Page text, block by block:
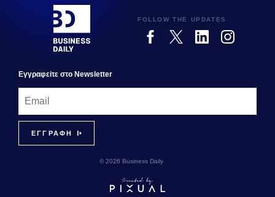
FOLLOW THE UPDATES
Εγγραφεiτε στο Newsletter
© 2026 Business Daily